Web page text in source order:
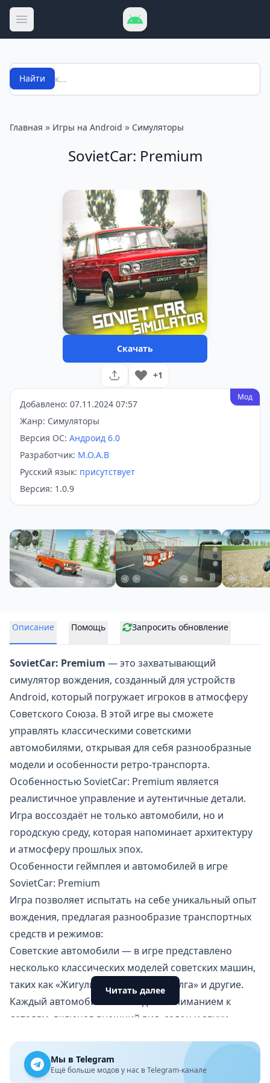
Открыть меню
Поиск
Найти
Главная » Игры на Android » Симуляторы
SovietCar: Premium
Скачать
+1
Мод
Добавлено: 07.11.2024 07:57
Жанр: Симуляторы
Версия ОС: Андроид 6.0
Разработчик: M.O.A.B
Русский язык: присутствует
Версия: 1.0.9
Описание Помощь Запросить обновление
SovietCar: Premium — это захватывающий
симулятор вождения, созданный для устройств
Android, который погружает игроков в атмосферу
Советского Союза. В этой игре вы сможете
управлять классическими советскими
автомобилями, открывая для себя разнообразные
модели и особенности ретро-транспорта.
Особенностью SovietCar: Premium является
реалистичное управление и аутентичные детали.
Игра воссоздаёт не только автомобили, но и
городскую среду, которая напоминает архитектуру
и атмосферу прошлых эпох.
Особенности геймплея и автомобилей в игре
SovietCar: Premium
Игра позволяет испытать на себе уникальный опыт
вождения, предлагая разнообразие транспортных
средств и режимов:
Советские автомобили — в игре представлено
несколько классических моделей советских машин,
таких как «Жигули», «Москвич», «Волга» и другие.
Каждый автомобиль воссоздан с вниманием к
деталям, включая внешний вид, салон и звуки
Режим свободного вождения и миссии — игроки
могут свободно ездить по городу, наслаждаясь
Читать далее
Мы в Telegram
Ещё больше модов у нас в Telegram-канале